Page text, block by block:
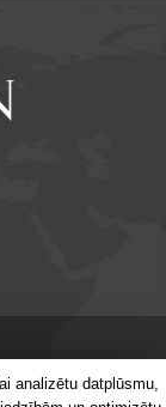
analizētu datplūsmu,